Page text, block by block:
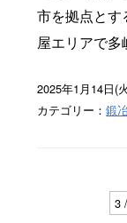
市を拠点と
屋エリアで
2025年1月14日(
カテゴリー：鍛
3